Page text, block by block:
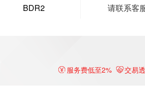
BDR2 请联系客
服务费低至2%
交易